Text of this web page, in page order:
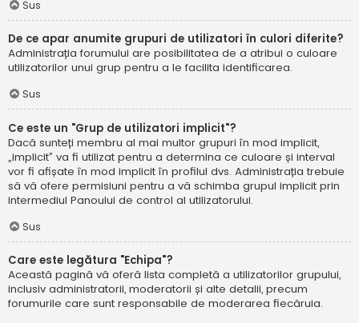
Sus
De ce apar anumite grupuri de utilizatori în culori diferite?
Administrația forumului are posibilitatea de a atribui o culoare
utilizatorilor unui grup pentru a le facilita identificarea.
Sus
Ce este un "Grup de utilizatori implicit"?
Dacă sunteți membru al mai multor grupuri în mod implicit,
„implicit” va fi utilizat pentru a determina ce culoare și interval
vor fi afișate în mod implicit în profilul dvs. Administrația trebuie
să vă ofere permisiuni pentru a vă schimba grupul implicit prin
intermediul Panoului de control al utilizatorului.
Sus
Care este legătura "Echipa"?
Această pagină vă oferă lista completă a utilizatorilor grupului,
inclusiv administratorii, moderatorii și alte detalii, precum
forumurile care sunt responsabile de moderarea fiecăruia.